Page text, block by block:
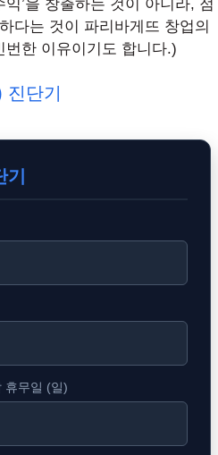
’을 창출하는 것이 아니라, 점
다는 것이 파리바게뜨 창업의
한 이유이기도 합니다.)
단기
휴무일 (일)